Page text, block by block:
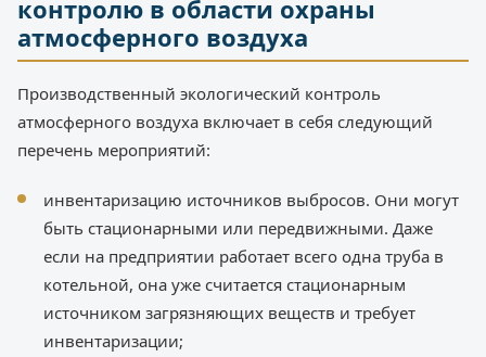
контролю в области охраны
атмосферного воздуха
Производственный экологический контроль
атмосферного воздуха включает в себя следующий
перечень мероприятий:
инвентаризацию источников выбросов. Они могут
быть стационарными или передвижными. Даже
если на предприятии работает всего одна труба в
котельной, она уже считается стационарным
источником загрязняющих веществ и требует
инвентаризации;